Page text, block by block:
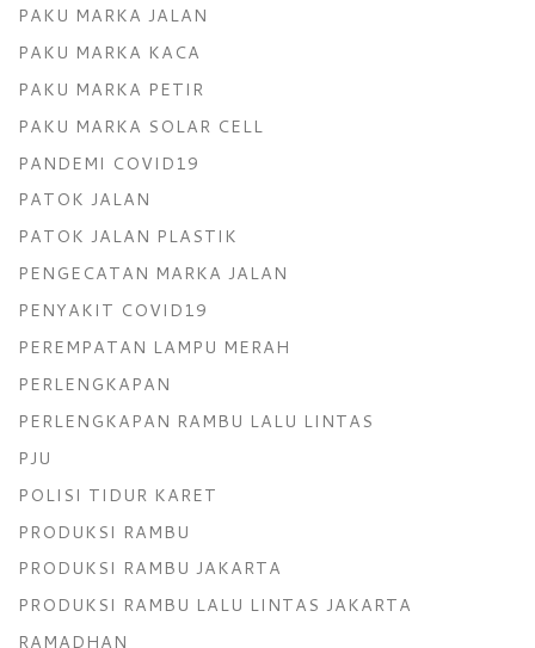
PAKU MARKA JALAN
PAKU MARKA KACA
PAKU MARKA PETIR
PAKU MARKA SOLAR CELL
PANDEMI COVID19
PATOK JALAN
PATOK JALAN PLASTIK
PENGECATAN MARKA JALAN
PENYAKIT COVID19
PEREMPATAN LAMPU MERAH
PERLENGKAPAN
PERLENGKAPAN RAMBU LALU LINTAS
PJU
POLISI TIDUR KARET
PRODUKSI RAMBU
PRODUKSI RAMBU JAKARTA
PRODUKSI RAMBU LALU LINTAS JAKARTA
RAMADHAN